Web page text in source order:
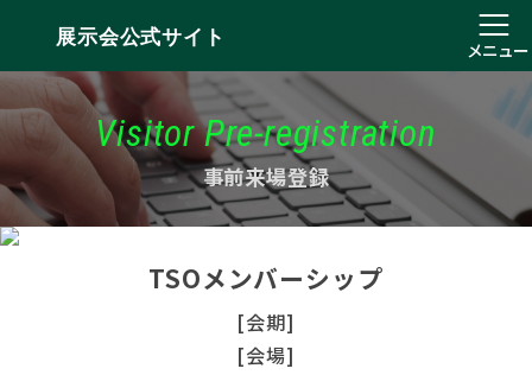
展示会公式サイト
メニュー
Visitor Pre-registration
事前来場登録
TSOメンバーシップ
[会期]
[会場]